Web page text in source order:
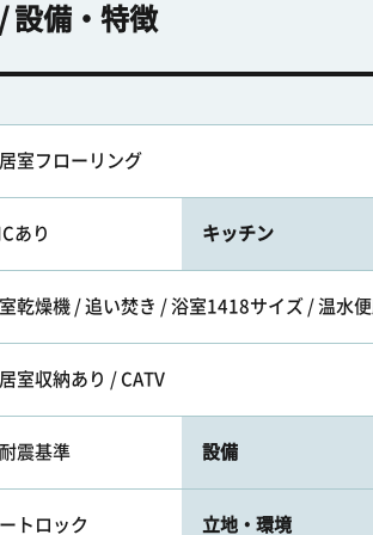
設備・特徴
室フローリング
あり キッチン
乾燥機 / 追い焚き / 浴室1418サイズ / 温水
室収納あり / CATV
震基準 設備
トロック 立地・環境